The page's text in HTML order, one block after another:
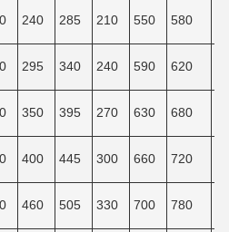
240 285 210 550 580
295 340 240 590 620
350 395 270 630 680
400 445 300 660 720
460 505 330 700 780